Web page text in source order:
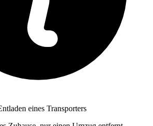
eines Transporters